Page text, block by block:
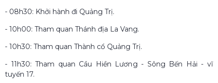
- 08h30: Khởi hành đi Quảng Trị.
- 10h00: Tham quan Thánh địa La Vang.
- 10h30: Tham quan Thành cổ Quảng Trị.
- 11h30: Tham quan Cầu Hiền Lương - Sông Bến Hải - vĩ
tuyến 17.